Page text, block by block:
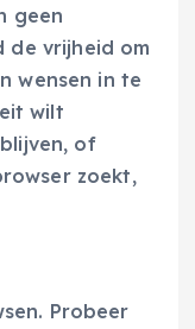
geen
de vrijheid om
wensen in te
wilt
of
zoekt,
Probeer